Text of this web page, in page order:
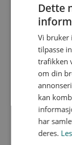
2453285
SDR17
375
780
2428571
SDR17
420
750
Dette
Vi bruker
tilpasse
trafikken
om din
kan
har
deres.